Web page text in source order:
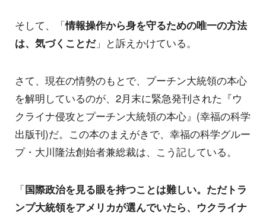
そして、「情報操作から身を守るための唯一の方法
は、気づくことだ」と訴えかけている。
さて、現在の情勢のもとで、プーチン大統領の本心
を解明しているのが、2月末に緊急発刊された『ウ
クライナ侵攻とプーチン大統領の本心』(幸福の科学
出版刊)だ。この本のまえがきで、幸福の科学グルー
プ・大川隆法創始者兼総裁は、こう記している。
「国際政治を見る眼を持つことは難しい。ただトラ
ンプ大統領をアメリカが選んでいたら、ウクライナ